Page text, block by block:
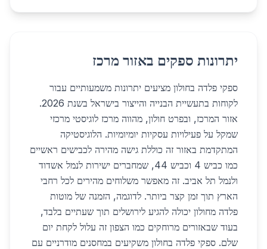
יתרונות ספקים באזור מרכז
ספקי פלדה בחולון מציעים יתרונות משמעותיים עבור
לקוחות בתעשיית הבנייה והייצור בישראל בשנת 2026.
אזור המרכז, ובפרט חולון, מהווה מרכז לוגיסטי מרכזי
שמקל על פעילויות עסקיות יומיומיות. הלוגיסטיקה
המתקדמת באזור זה כוללת גישה מהירה לכבישים ראשיים
כמו כביש 4 וכביש 44, שמחברים ישירות לנמל אשדוד
ולנמל תל אביב. זה מאפשר משלוחים מהירים לכל רחבי
הארץ תוך זמן קצר ביותר. לדוגמה, הזמנה של מוטות
פלדה מחולון יכולה להגיע לירושלים תוך שעתיים בלבד,
בעוד שבאזורים מרוחקים כמו הצפון זה עלול לקחת יום
שלם. ספקי פלדה בחולון משקיעים במחסנים מודרניים עם